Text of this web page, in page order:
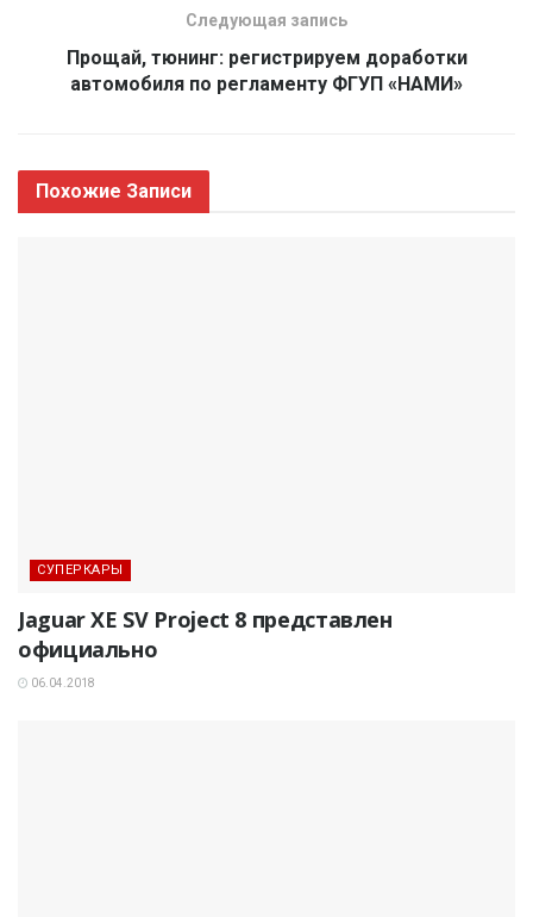
Следующая запись
Прощай, тюнинг: регистрируем доработки
автомобиля по регламенту ФГУП «НАМИ»
Похожие Записи
СУПЕРКАРЫ
Jaguar XE SV Project 8 представлен
официально
06.04.2018